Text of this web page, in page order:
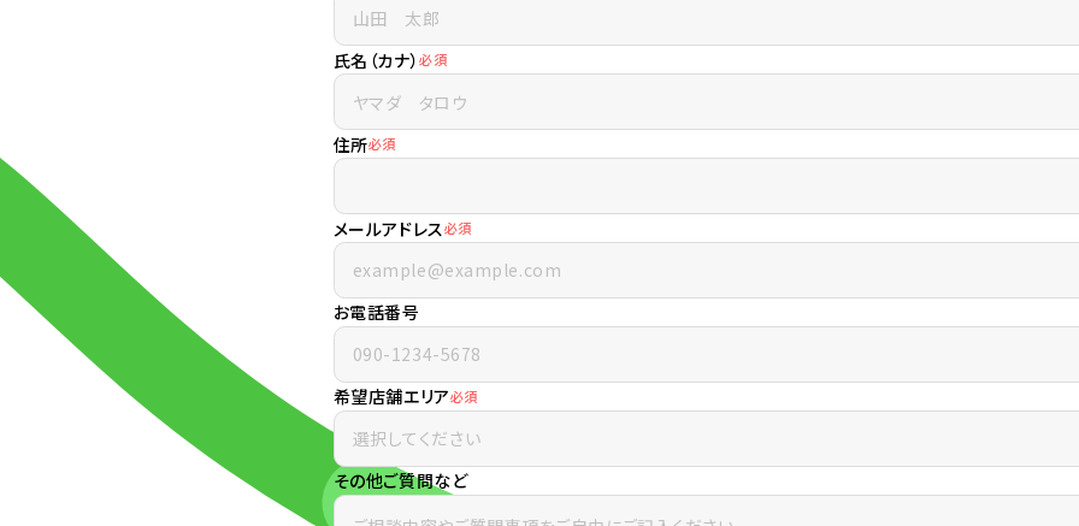
氏名（カナ）必須
住所必須
メールアドレス必須
お電話番号
希望店舗エリア必須
その他ご質問など